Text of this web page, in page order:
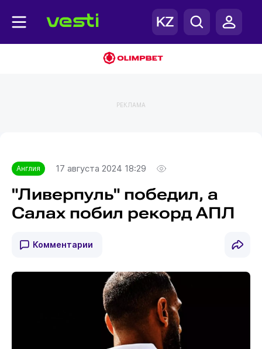
РЕКЛАМА
Англия 17 августа 2024 18:29
"Ливерпуль" победил, а
Салах побил рекорд АПЛ
Комментарии